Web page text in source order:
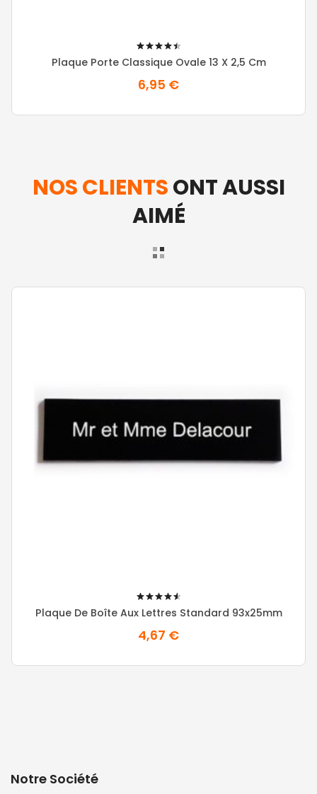
90%
Plaque Porte Classique Ovale 13 X 2,5 Cm
6,95 €
NOS CLIENTSONT AUSSI
AIMÉ
92%
Plaque De Boîte Aux Lettres Standard 93x25mm
4,67 €
Notre Société